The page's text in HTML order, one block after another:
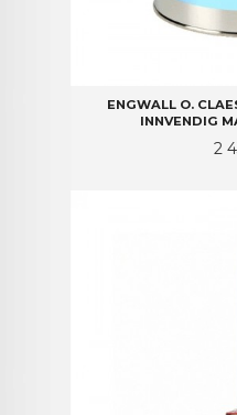
ENGWALL O.
INNVENDIG
2